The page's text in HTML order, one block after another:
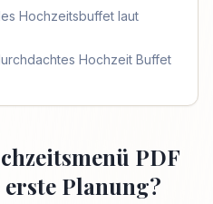
Hochzeitsbuffet laut
Hochzeit Buffet
PDF
Planung?